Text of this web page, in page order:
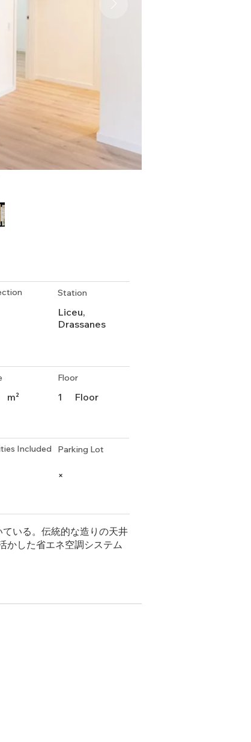
Station
Liceu,
Drassanes
Floor
m² 1 Floor
Included Parking Lot
×
いる。伝統的な造りの天井
かした省エネ空調システム